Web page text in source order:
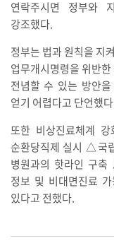
연락주시면 정부와
강조했다.
정부는 법과 원칙을 지
업무개시명령을 위반
전념할 수 있는 방안
얻기 어렵다고 단언했
또한 비상진료체계
순환당직제 실시 △국
병원과의 핫라인 구
정보 및 비대면진료
있다고 전했다.